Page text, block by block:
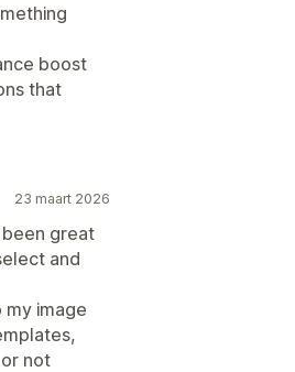
boost
that
23 maart 2026
been great
and
image
not